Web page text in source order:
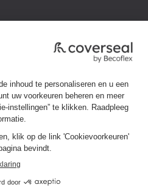
voorwaarden
te